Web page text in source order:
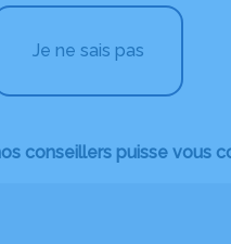
Je ne sais pas
conseillers puisse vous